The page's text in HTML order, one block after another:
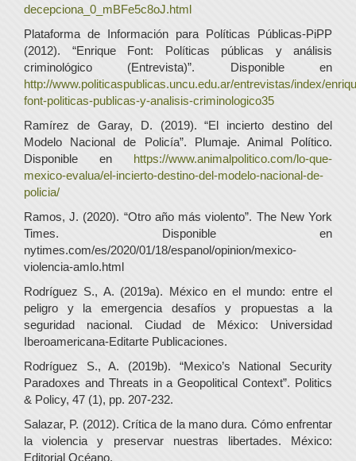
decepciona_0_mBFe5c8oJ.html
Plataforma de Información para Políticas Públicas-PiPP
(2012). “Enrique Font: Políticas públicas y análisis
criminológico (Entrevista)”. Disponible en
http://www.politicaspublicas.uncu.edu.ar/entrevistas/index/
font-politicas-publicas-y-analisis-criminologico35
Ramírez de Garay, D. (2019). “El incierto destino del
Modelo Nacional de Policía”. Plumaje. Animal Político.
Disponible en https://www.animalpolitico.com/lo-que-
mexico-evalua/el-incierto-destino-del-modelo-nacional-de-
policia/
Ramos, J. (2020). “Otro año más violento”. The New York
Times. Disponible en
nytimes.com/es/2020/01/18/espanol/opinion/mexico-
violencia-amlo.html
Rodríguez S., A. (2019a). México en el mundo: entre el
peligro y la emergencia desafíos y propuestas a la
seguridad nacional. Ciudad de México: Universidad
Iberoamericana-Editarte Publicaciones.
Rodríguez S., A. (2019b). “Mexico’s National Security
Paradoxes and Threats in a Geopolitical Context”. Politics
& Policy, 47 (1), pp. 207-232.
Salazar, P. (2012). Crítica de la mano dura. Cómo enfrentar
la violencia y preservar nuestras libertades. México:
Editorial Océano.